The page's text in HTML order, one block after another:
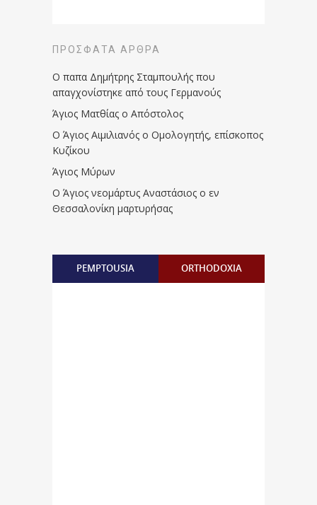
ΠΡΌΣΦΑΤΑ ΆΡΘΡΑ
Ο παπα Δημήτρης Σταμπουλής που
απαγχονίστηκε από τους Γερμανούς
Άγιος Ματθίας ο Απόστολος
Ο Άγιος Αιμιλιανός ο Ομολογητής, επίσκοπος
Κυζίκου
Άγιος Μύρων
Ο Άγιος νεομάρτυς Αναστάσιος ο εν
Θεσσαλονίκη μαρτυρήσας
PEMPTOUSIA ORTHODOXIA